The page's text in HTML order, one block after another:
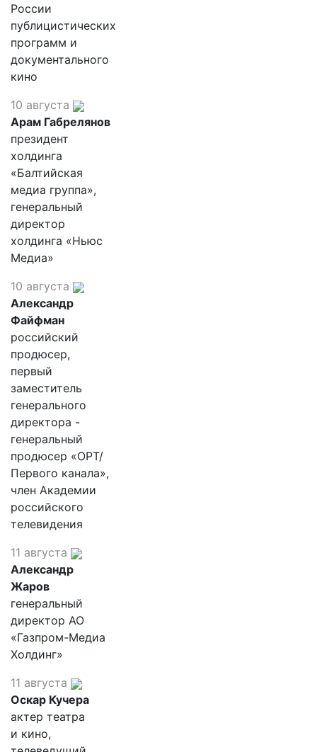
России
публицистических
программ и
документального
кино
10 августа
Арам Габрелянов
президент
холдинга
«Балтийская
медиа группа»,
генеральный
директор
холдинга «Ньюс
Медиа»
10 августа
Александр
Файфман
российский
продюсер,
первый
заместитель
генерального
директора -
генеральный
продюсер «ОРТ/
Первого канала»,
член Академии
российского
телевидения
11 августа
Александр
Жаров
генеральный
директор АО
«Газпром-Медиа
Холдинг»
11 августа
Оскар Кучера
актер театра
и кино,